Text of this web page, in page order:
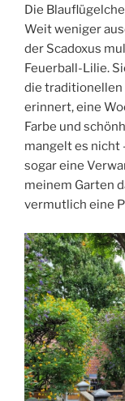
Die
Weit weniger
der Scadoxus
Feuerball-Lilie.
die traditionellen
erinnert, eine
Farbe und
mangelt es nicht
sogar eine
meinem Garten
vermutlich eine